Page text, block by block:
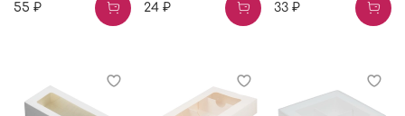
55 ₽ 24 ₽ 33 ₽